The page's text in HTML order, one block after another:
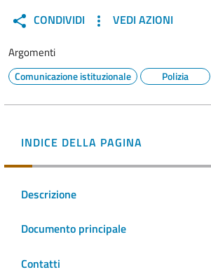
CONDIVIDI
VEDI AZIONI
Argomenti
Comunicazione istituzionale Polizia
INDICE DELLA PAGINA
Descrizione
Documento principale
Contatti